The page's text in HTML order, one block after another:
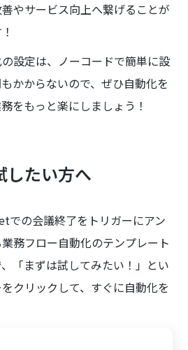
やサービス向上へ繋げることが
設定は、ノーコードで簡単に設
かからないので、ぜひ自動化を
をもっと楽にしましょう！
したい方へ
での会議終了をトリガーにアン
務フロー自動化のテンプレート
「まずは試してみたい！」とい
クリックして、すぐに自動化を